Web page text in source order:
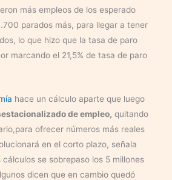
más empleos de los esperado
parados más, para llegar a tener
lo que hizo que la tasa de paro
marcando el 21,5% de tasa de paro
hace un cálculo aparte que luego
de empleo, quitando
ofrecer números más reales
en el corto plazo, señala
se sobrepaso los 5 millones
dicen que en cambio quedó